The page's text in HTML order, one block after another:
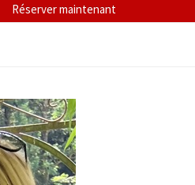
Réserver maintenant